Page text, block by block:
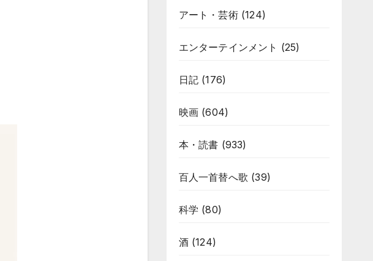
アート・芸術(124)
エンターテインメント (25)
日記(176)
映画(604)
本・読書 (933)
百人一首替へ歌 (39)
科学 (80)
酒(124)